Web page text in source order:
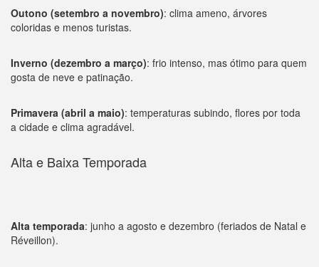
Outono (setembro a novembro): clima ameno, árvores
coloridas e menos turistas.
Inverno (dezembro a março): frio intenso, mas ótimo para quem
gosta de neve e patinação.
Primavera (abril a maio): temperaturas subindo, flores por toda
a cidade e clima agradável.
Alta e Baixa Temporada
Alta temporada: junho a agosto e dezembro (feriados de Natal e
Réveillon).